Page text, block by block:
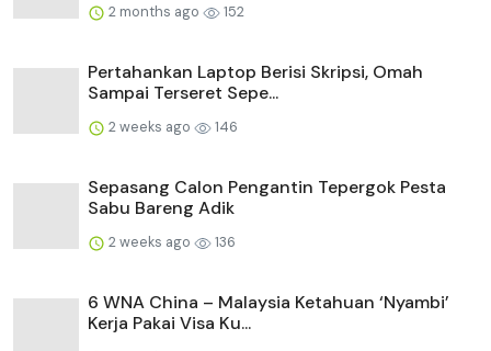
2 months ago 152
Pertahankan Laptop Berisi Skripsi, Omah
Sampai Terseret Sepe...
2 weeks ago 146
Sepasang Calon Pengantin Tepergok Pesta
Sabu Bareng Adik
2 weeks ago 136
6 WNA China – Malaysia Ketahuan ‘Nyambi’
Kerja Pakai Visa Ku...